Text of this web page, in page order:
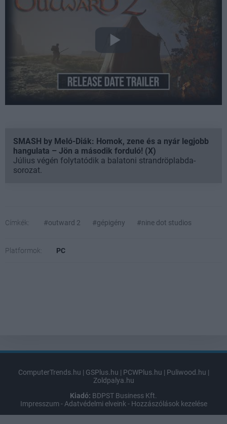
SMASH by Meló-Diák: Homok, zene és a nyár legjobb
hangulata – Jön a második forduló! (X)
Július végén folytatódik a balatoni strandröplabda-
sorozat.
Címkék: #outward 2 #gépigény #nine dot studios
Platformok: PC
ComputerTrends.hu | GSPlus.hu | PCWPlus.hu | Puliwood.hu |
Zoldpalya.hu
Kiadó: BDPST Business Kft.
Impresszum -Adatvédelmi elveink- Hozzászólások kezelése